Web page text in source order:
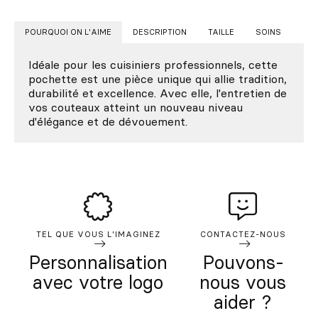
POURQUOI ON L'AIME DESCRIPTION TAILLE SOINS
Idéale pour les cuisiniers professionnels, cette
pochette est une pièce unique qui allie tradition,
durabilité et excellence. Avec elle, l'entretien de
vos couteaux atteint un nouveau niveau
d'élégance et de dévouement.
TEL QUE VOUS L'IMAGINEZ
Personnalisation
avec votre logo
CONTACTEZ-NOUS
Pouvons-
nous vous
aider ?